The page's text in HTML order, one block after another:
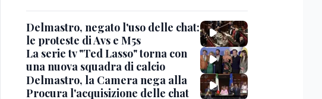
Delmastro, negato l'uso delle chat:
le proteste di Avs e M5s
La serie tv "Ted Lasso" torna con
una nuova squadra di calcio
Delmastro, la Camera nega alla
Procura l'acquisizione delle chat